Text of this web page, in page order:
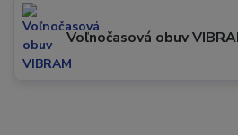
Voľnočasová obuv